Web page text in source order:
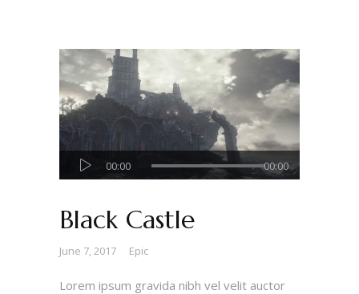
Audio
Player
00:00 00:00
Black Castle
June 7, 2017 Epic
Lorem ipsum gravida nibh vel velit auctor